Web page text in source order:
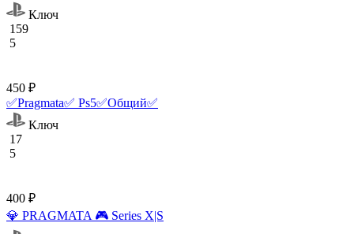
Ключ
159
5
450 ₽
✅Pragmata✅ Ps5✅Общий✅
Ключ
17
5
400 ₽
💎 PRAGMATA 🎮 Series X|S